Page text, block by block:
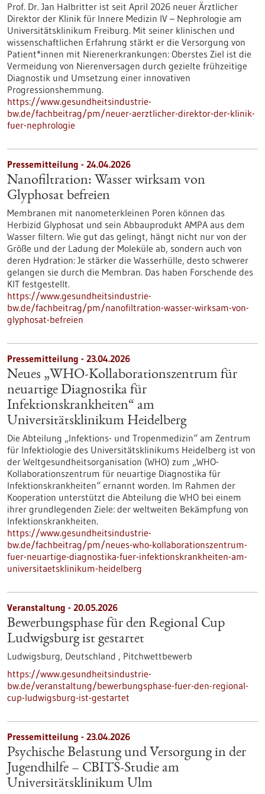
Prof. Dr. Jan Halbritter ist seit April 2026 neuer Ärztlicher
Direktor der Klinik für Innere Medizin IV – Nephrologie am
Universitätsklinikum Freiburg. Mit seiner klinischen und
wissenschaftlichen Erfahrung stärkt er die Versorgung von
Patient*innen mit Nierenerkrankungen: Oberstes Ziel ist die
Vermeidung von Nierenversagen durch gezielte frühzeitige
Diagnostik und Umsetzung einer innovativen
Progressionshemmung.
https://www.gesundheitsindustrie-
bw.de/fachbeitrag/pm/neuer-aerztlicher-direktor-der-klinik-
fuer-nephrologie
Pressemitteilung - 24.04.2026
Nanofiltration: Wasser wirksam von
Glyphosat befreien
Membranen mit nanometerkleinen Poren können das
Herbizid Glyphosat und sein Abbauprodukt AMPA aus dem
Wasser filtern. Wie gut das gelingt, hängt nicht nur von der
Größe und der Ladung der Moleküle ab, sondern auch von
deren Hydration: Je stärker die Wasserhülle, desto schwerer
gelangen sie durch die Membran. Das haben Forschende des
KIT festgestellt.
https://www.gesundheitsindustrie-
bw.de/fachbeitrag/pm/nanofiltration-wasser-wirksam-von-
glyphosat-befreien
Pressemitteilung - 23.04.2026
Neues „WHO-Kollaborationszentrum für
neuartige Diagnostika für
Infektionskrankheiten“ am
Universitätsklinikum Heidelberg
Die Abteilung „Infektions- und Tropenmedizin“ am Zentrum
für Infektiologie des Universitätsklinikums Heidelberg ist von
der Weltgesundheitsorganisation (WHO) zum „WHO-
Kollaborationszentrum für neuartige Diagnostika für
Infektionskrankheiten“ ernannt worden. Im Rahmen der
Kooperation unterstützt die Abteilung die WHO bei einem
ihrer grundlegenden Ziele: der weltweiten Bekämpfung von
Infektionskrankheiten.
https://www.gesundheitsindustrie-
bw.de/fachbeitrag/pm/neues-who-kollaborationszentrum-
fuer-neuartige-diagnostika-fuer-infektionskrankheiten-am-
universitaetsklinikum-heidelberg
Veranstaltung - 20.05.2026
Bewerbungsphase für den Regional Cup
Ludwigsburg ist gestartet
Ludwigsburg, Deutschland , Pitchwettbewerb
https://www.gesundheitsindustrie-
bw.de/veranstaltung/bewerbungsphase-fuer-den-regional-
cup-ludwigsburg-ist-gestartet
Pressemitteilung - 23.04.2026
Psychische Belastung und Versorgung in der
Jugendhilfe – CBITS-​Studie am
Universitätsklinikum Ulm